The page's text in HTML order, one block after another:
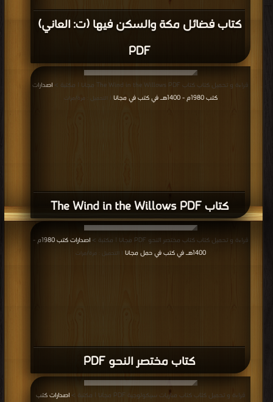
كتاب فضائل مكة والسكن فيها (ت: العاني)
PDF
كتاب The Wind in the Willows PDF
قراءة و تحميل كتاب كتاب The Wind in the Willows PDF مجانا | مكتبة >
اصدارات
كتب 1980م - 1400هـ في كتب في مجانا
| التحميل : مرة/مرات
كتاب مختصر النحو PDF
قراءة و تحميل كتاب كتاب مختصر النحو PDF مجانا | مكتبة >
اصدارات كتب 1980م -
1400هـ في كتب في حمل مجانا
| التحميل : مرة/مرات
قراءة و تحميل كتاب كتاب مباريات سيكولوجية PDF مجانا | مكتبة >
اصدارات كتب